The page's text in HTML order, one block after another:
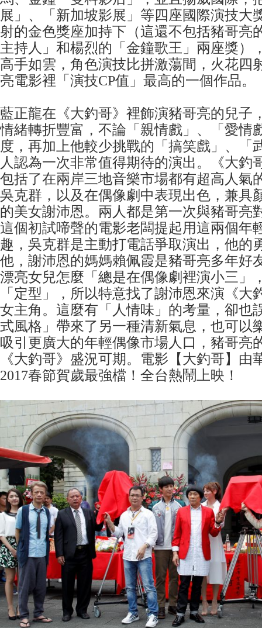
展」、「新加坡影展」等四座國際演技大
射的金色獎座加持下（這還不包括豬哥亮
主持人」和楊烈的「金鐘歌王」兩座獎）
高手如雲，角色演技比拼激蕩間，火花四
亮電影裡「演技CP值」最高的一個作品。
藍正龍在《大釣哥》裡飾演豬哥亮的兒子
情緒轉折豐富，不論「親情戲」、「愛情
度，再加上他較少挑戰的「搞笑戲」、「
人認為一次非常值得期待的演出。《大釣
包括了在兩岸三地音樂市場都有超高人氣
吳克群，以及在偶像劇中表現出色，兼具
的美女謝沛恩。兩人都是第一次與豬哥亮
這個初試啼聲的電影老闆提起用這兩個年
趣，吳克群是主動打電話爭取演出，他的
他，謝沛恩的媽媽賴佩霞是豬哥亮多年好
漂亮女兒怎麼「總是在偶像劇裡演小三」
「定型」，所以特意找了謝沛恩來演《大
女主角。這麼有「人情味」的考量，卻也
式風格」帶來了另一種清新氣息，也可以
吸引更廣大的年輕偶像市場人口，豬哥亮
《大釣哥》盛況可期。電影【大釣哥】由
2017春節賀歲最強檔！全台熱鬧上映！